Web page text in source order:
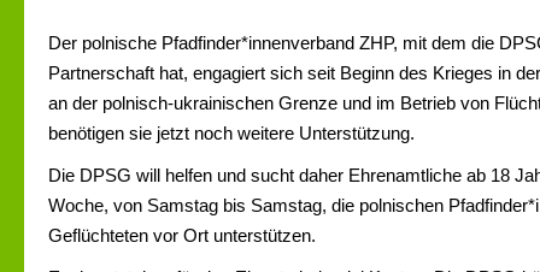
Der polnische Pfadfinder*innenverband ZHP, mit dem die
Partnerschaft hat, engagiert sich seit Beginn des Krieges in
an der polnisch-ukrainischen Grenze und im Betrieb von
benötigen sie jetzt noch weitere Unterstützung.
Die DPSG will helfen und sucht daher Ehrenamtliche ab 18
Woche, von Samstag bis Samstag, die polnischen
Geflüchteten vor Ort unterstützen.